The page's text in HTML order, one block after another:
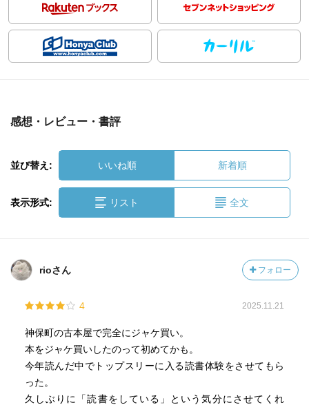
感想・レビュー・書評
並び替え: いいね順 新着順
表示形式: リスト 全文
rioさん フォロー
4 2025.11.21
神保町の古本屋で完全にジャケ買い。
本をジャケ買いしたのって初めてかも。
今年読んだ中でトップスリーに入る読書体験をさせてもら
った。
久しぶりに「読書をしている」という気分にさせてくれ